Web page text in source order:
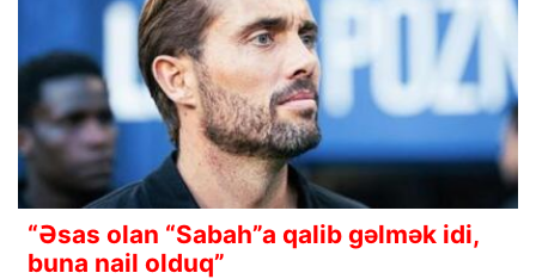
“Əsas olan “Sabah”a qalib gəlmək idi,
buna nail olduq”